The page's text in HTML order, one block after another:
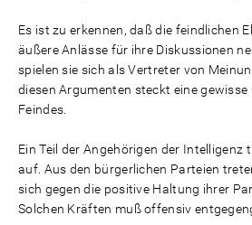
Es ist zu erkennen, daß die feindlichen
äußere Anlässe für ihre Diskussionen
spielen sie sich als Vertreter von
diesen Argumenten steckt eine
Feindes.
Ein Teil der Angehörigen der Intelligenz
auf. Aus den bürgerlichen Parteien
sich gegen die positive Haltung ihrer
Solchen Kräften muß offensiv